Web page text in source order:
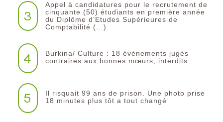
3
Appel à candidatures pour le recrutement de
cinquante (50) étudiants en première année
du Diplôme d’Etudes Supérieures de
Comptabilité (…)
4
Burkina/ Culture : 18 événements jugés
contraires aux bonnes mœurs, interdits
5
Il risquait 99 ans de prison. Une photo prise
18 minutes plus tôt a tout changé